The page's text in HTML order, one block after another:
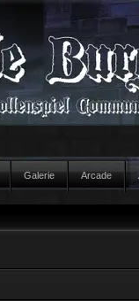
Galerie Arcade